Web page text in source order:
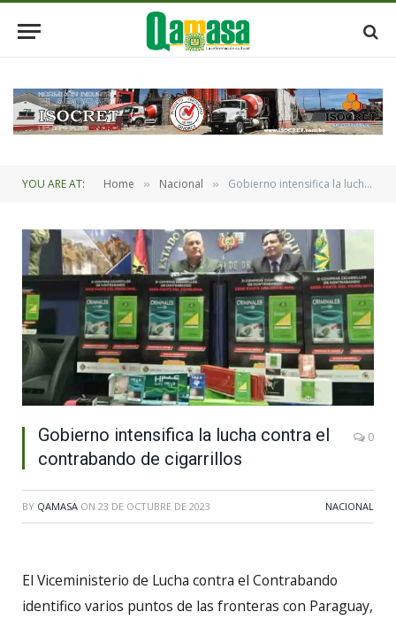
YOU ARE AT: Home » Nacional » Gobierno intensifica la lucha contra el contrabando de cigarrillos
Gobierno intensifica la lucha contra el
contrabando de cigarrillos
0
BY QAMASA ON 23 DE OCTUBRE DE 2023 NACIONAL
El Viceministerio de Lucha contra el Contrabando
identifico varios puntos de las fronteras con Paraguay,